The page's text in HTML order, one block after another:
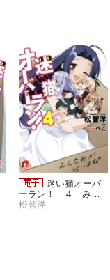
迷い猫オーバ
ーラン！ ４ みん
な私が拾います♪
松智洋